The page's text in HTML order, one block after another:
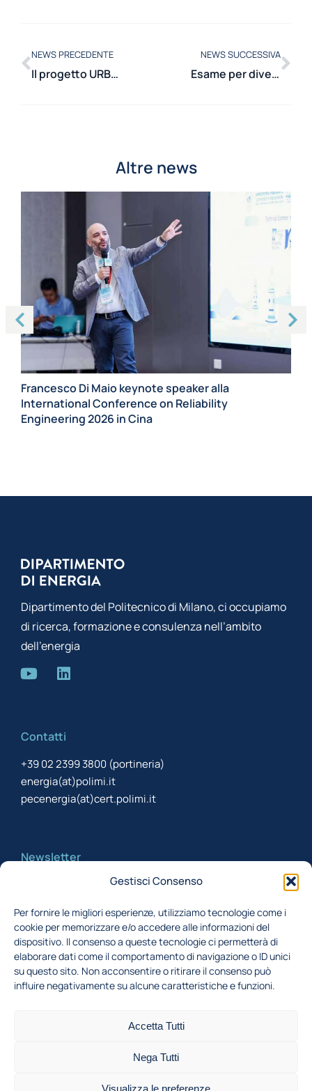
Gestisci Consenso
Per fornire le migliori esperienze, utilizziamo tecnologie come i
cookie per memorizzare e/o accedere alle informazioni del
dispositivo. Il consenso a queste tecnologie ci permetterà di
elaborare dati come il comportamento di navigazione o ID unici
su questo sito. Non acconsentire o ritirare il consenso può
influire negativamente su alcune caratteristiche e funzioni.
Accetta Tutti
Nega Tutti
Visualizza le preferenze
NEWS PRECEDENTE
Il progetto URBEM protagonista di due eventi istituzionali a Roma
NEWS SUCCESSIVA
Esame per diventare European Patent Attorney: una lezione per prepararsi al meglio
Altre news
Francesco Di Maio keynote speaker alla
International Conference on Reliability
Engineering 2026 in Cina
Dipartimento del Politecnico di Milano, ci occupiamo
di ricerca, formazione e consulenza nell’ambito
dell’energia
Contatti
+39 02 2399 3800 (portineria)
energia(at)polimi.it
pecenergia(at)cert.polimi.it
Newsletter
Iscriviti alla newsletter per rimanere aggiornato
Acconsento al trattamento dei miei dati,
secondo la Finalità 1 indicata nell'informativa
privacy